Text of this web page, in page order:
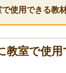
使用できる教
教室で使